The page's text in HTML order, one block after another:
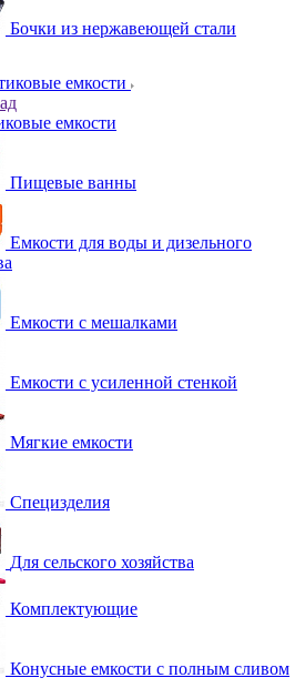
Бочки из нержавеющей стали
емкости
емкости
Пищевые ванны
Емкости для воды и дизельного
Емкости с мешалками
Емкости с усиленной стенкой
Мягкие емкости
Специзделия
Для сельского хозяйства
Комплектующие
Конусные емкости с полным сливом